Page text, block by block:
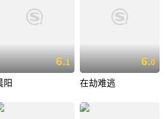
6.1
阳
6.0
在劫难逃